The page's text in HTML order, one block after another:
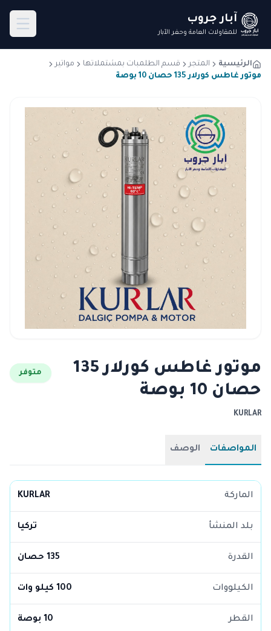
آبار جروب
للمقاولات العامة وحفر الآبار
الرئيسية المتجر قسم الطلمبات بمشتملاتها
مواتير
موتور غاطس كورلار 135 حصان 10 بوصة
موتور غاطس كورلار 135
حصان 10 بوصة
متوفر
KURLAR
المواصفات الوصف
الماركة KURLAR
بلد المنشأ تركيا
القدرة 135 حصان
الكيلووات 100 كيلو وات
القطر 10 بوصة